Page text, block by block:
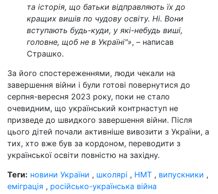
та історія, що батьки відправляють їх до
кращих вишів по чудову освіту. Ні. Вони
вступають будь-куди, у які-небудь виші,
головне, щоб не в Україні"», – написав
Страшко.
За його спостереженнями, люди чекали на
завершення війни і були готові повернутися до
серпня-вересня 2023 року, поки не стало
очевидним, що український контрнаступ не
призведе до швидкого завершення війни. Після
цього дітей почали активніше вивозити з України, а
тих, хто вже був за кордоном, переводити з
української освіти повністю на західну.
Теги: новини України , школярі , НМТ , випускники ,
еміграція , російсько-українська війна